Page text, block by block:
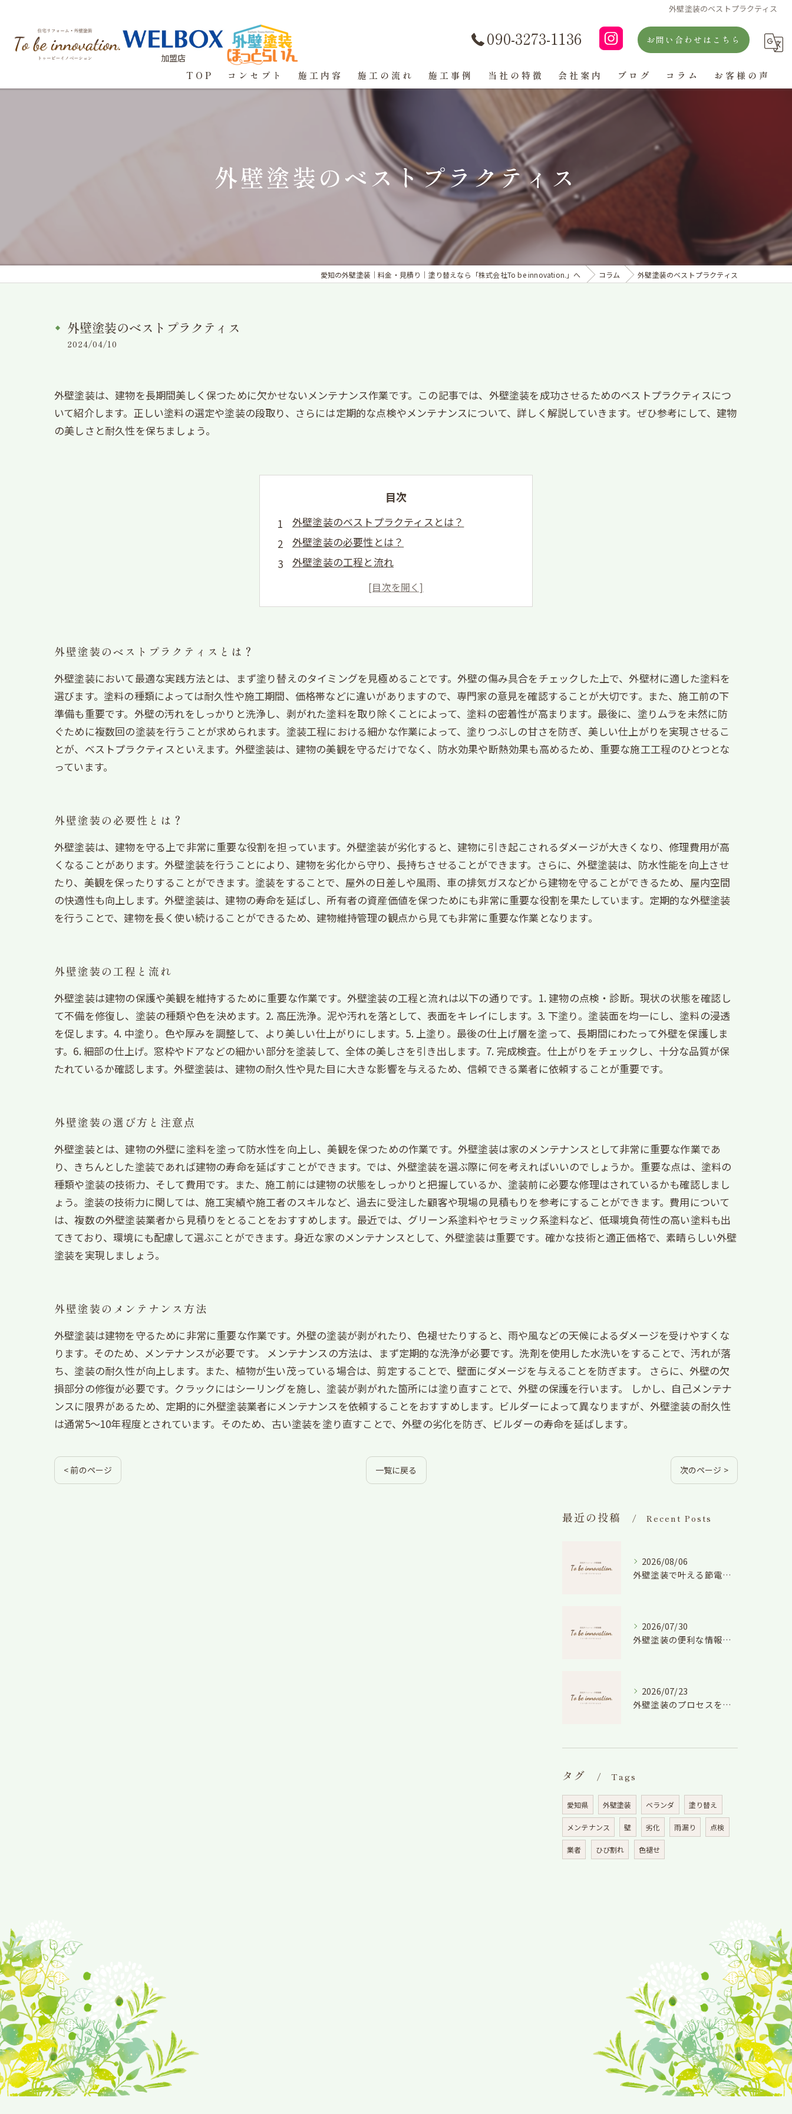
外壁塗装のベストプラクティス
加盟店
090-3273-1136 お問い合わせはこちら
TOP コンセプト 施工内容 施工の流れ 施工事例 当社の特徴
戸建て
マンション
防水工事
コーキング
会社案内
よくある質問
ブログ コラム お客様の声
外壁塗装のベストプラクティス
愛知の外壁塗装｜料金・見積り｜塗り替えなら「株式会社To be innovation.」へ コラム 外壁塗装のベストプラクティス
外壁塗装のベストプラクティス
2024/04/10
外壁塗装は、建物を長期間美しく保つために欠かせないメンテナンス作業です。この記事では、外壁塗装を成功させるためのベストプラクティスにつ
いて紹介します。正しい塗料の選定や塗装の段取り、さらには定期的な点検やメンテナンスについて、詳しく解説していきます。ぜひ参考にして、建物
の美しさと耐久性を保ちましょう。
目次
外壁塗装のベストプラクティスとは？
外壁塗装の必要性とは？
外壁塗装の工程と流れ
外壁塗装の選び方と注意点
外壁塗装のベストプラクティスとは？
外壁塗装において最適な実践方法とは、まず塗り替えのタイミングを見極めることです。外壁の傷み具合をチェックした上で、外壁材に適した塗料を
選びます。塗料の種類によっては耐久性や施工期間、価格帯などに違いがありますので、専門家の意見を確認することが大切です。また、施工前の下
準備も重要です。外壁の汚れをしっかりと洗浄し、剥がれた塗料を取り除くことによって、塗料の密着性が高まります。最後に、塗りムラを未然に防
ぐために複数回の塗装を行うことが求められます。塗装工程における細かな作業によって、塗りつぶしの甘さを防ぎ、美しい仕上がりを実現させるこ
とが、ベストプラクティスといえます。外壁塗装は、建物の美観を守るだけでなく、防水効果や断熱効果も高めるため、重要な施工工程のひとつとな
っています。
外壁塗装の必要性とは？
外壁塗装は、建物を守る上で非常に重要な役割を担っています。外壁塗装が劣化すると、建物に引き起こされるダメージが大きくなり、修理費用が高
くなることがあります。外壁塗装を行うことにより、建物を劣化から守り、長持ちさせることができます。さらに、外壁塗装は、防水性能を向上させ
たり、美観を保ったりすることができます。塗装をすることで、屋外の日差しや風雨、車の排気ガスなどから建物を守ることができるため、屋内空間
の快適性も向上します。外壁塗装は、建物の寿命を延ばし、所有者の資産価値を保つためにも非常に重要な役割を果たしています。定期的な外壁塗装
を行うことで、建物を長く使い続けることができるため、建物維持管理の観点から見ても非常に重要な作業となります。
外壁塗装の工程と流れ
外壁塗装は建物の保護や美観を維持するために重要な作業です。外壁塗装の工程と流れは以下の通りです。1. 建物の点検・診断。現状の状態を確認し
て不備を修復し、塗装の種類や色を決めます。2. 高圧洗浄。泥や汚れを落として、表面をキレイにします。3. 下塗り。塗装面を均一にし、塗料の浸透
を促します。4. 中塗り。色や厚みを調整して、より美しい仕上がりにします。5. 上塗り。最後の仕上げ層を塗って、長期間にわたって外壁を保護しま
す。6. 細部の仕上げ。窓枠やドアなどの細かい部分を塗装して、全体の美しさを引き出します。7. 完成検査。仕上がりをチェックし、十分な品質が保
たれているか確認します。外壁塗装は、建物の耐久性や見た目に大きな影響を与えるため、信頼できる業者に依頼することが重要です。
外壁塗装の選び方と注意点
外壁塗装とは、建物の外壁に塗料を塗って防水性を向上し、美観を保つための作業です。外壁塗装は家のメンテナンスとして非常に重要な作業であ
り、きちんとした塗装であれば建物の寿命を延ばすことができます。では、外壁塗装を選ぶ際に何を考えればいいのでしょうか。重要な点は、塗料の
種類や塗装の技術力、そして費用です。また、施工前には建物の状態をしっかりと把握しているか、塗装前に必要な修理はされているかも確認しまし
ょう。塗装の技術力に関しては、施工実績や施工者のスキルなど、過去に受注した顧客や現場の見積もりを参考にすることができます。費用について
は、複数の外壁塗装業者から見積りをとることをおすすめします。最近では、グリーン系塗料やセラミック系塗料など、低環境負荷性の高い塗料も出
てきており、環境にも配慮して選ぶことができます。身近な家のメンテナンスとして、外壁塗装は重要です。確かな技術と適正価格で、素晴らしい外壁
塗装を実現しましょう。
外壁塗装のメンテナンス方法
外壁塗装は建物を守るために非常に重要な作業です。外壁の塗装が剥がれたり、色褪せたりすると、雨や風などの天候によるダメージを受けやすくな
ります。そのため、メンテナンスが必要です。 メンテナンスの方法は、まず定期的な洗浄が必要です。洗剤を使用した水洗いをすることで、汚れが落
ち、塗装の耐久性が向上します。また、植物が生い茂っている場合は、剪定することで、壁面にダメージを与えることを防ぎます。 さらに、外壁の欠
損部分の修復が必要です。クラックにはシーリングを施し、塗装が剥がれた箇所には塗り直すことで、外壁の保護を行います。 しかし、自己メンテナ
ンスに限界があるため、定期的に外壁塗装業者にメンテナンスを依頼することをおすすめします。ビルダーによって異なりますが、外壁塗装の耐久性
は通常5～10年程度とされています。そのため、古い塗装を塗り直すことで、外壁の劣化を防ぎ、ビルダーの寿命を延ばします。
< 前のページ 一覧に戻る 次のページ >
最近の投稿 Recent Posts
2026/08/06
外壁塗装で叶える節電効果と愛知県の相場や色選びのポイントを徹底解説
2026/07/30
外壁塗装の便利な情報と失敗しない色や費用判断のコツを徹底解説
2026/07/23
外壁塗装のプロセスを愛知県でスムーズに進めるための工程と費用徹底解説
タグ Tags
愛知県 外壁塗装 ベランダ 塗り替え
メンテナンス 壁 劣化 雨漏り 点検
業者 ひび割れ 色褪せ